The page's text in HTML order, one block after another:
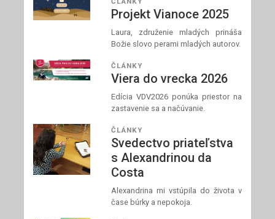
Projekt Vianoce 2025
Laura, združenie mladých prináša
Božie slovo perami mladých autorov.
ČLÁNKY
Viera do vrecka 2026
Edícia VDV2026 ponúka priestor na
zastavenie sa a načúvanie.
ČLÁNKY
Svedectvo priateľstva
s Alexandrinou da
Costa
Alexandrina mi vstúpila do života v
čase búrky a nepokoja.